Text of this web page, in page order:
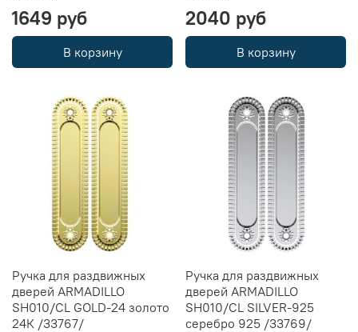
1649 руб
В корзину
2040 руб
В корзину
Ручка для раздвижных
дверей ARMADILLO
SH010/CL GOLD-24 золото
24К /33767/
Ручка для раздвижных
дверей ARMADILLO
SH010/CL SILVER-925
серебро 925 /33769/